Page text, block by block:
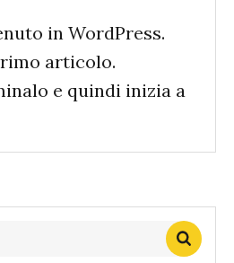
in WordPress.
articolo.
e quindi inizia a